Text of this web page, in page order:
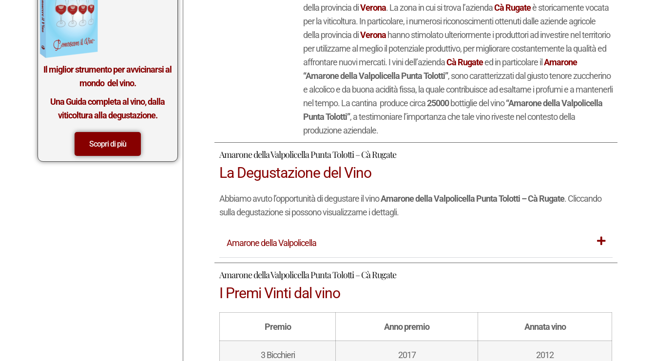
Il miglior strumento per avvicinarsi al
mondo del vino.
Una Guida completa al vino, dalla
viticoltura alla degustazione.
Scopri di più
della provincia diVerona. La zona in cui si trova l’aziendaCà Rugateè storicamente vocata
per la viticoltura. In particolare, i numerosi riconoscimenti ottenuti dalle aziende agricole
della provincia diVeronahanno stimolato ulteriormente i produttori ad investire nel territorio
per utilizzarne al meglio il potenziale produttivo, per migliorare costantemente la qualità ed
affrontare nuovi mercati. I vini dell’aziendaCà Rugateed in particolare il Amarone
“Amarone della Valpolicella Punta Tolotti”, sono caratterizzati dal giusto tenore zuccherino
e alcolico e da buona acidità fissa, la quale contribuisce ad esaltarne i profumi e a mantenerli
nel tempo. La cantina produce circa25000bottiglie del vino“Amarone della Valpolicella
Punta Tolotti”, a testimoniare l’importanza che tale vino riveste nel contesto della
produzione aziendale.
Amarone della Valpolicella Punta Tolotti – Cà Rugate
La Degustazione del Vino
Abbiamo avuto l’opportunità di degustare il vinoAmarone della Valpolicella Punta Tolotti – Cà Rugate. Cliccando
sulla degustazione si possono visualizzarne i dettagli.
Amarone della Valpolicella
Amarone della Valpolicella Punta Tolotti – Cà Rugate
I Premi Vinti dal vino
Premio Anno premio Annata vino
3 Bicchieri 2017 2012